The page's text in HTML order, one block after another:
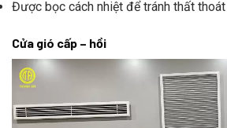
Được bọc cách nhiệt để tránh thất
Cửa gió cấp – hồi